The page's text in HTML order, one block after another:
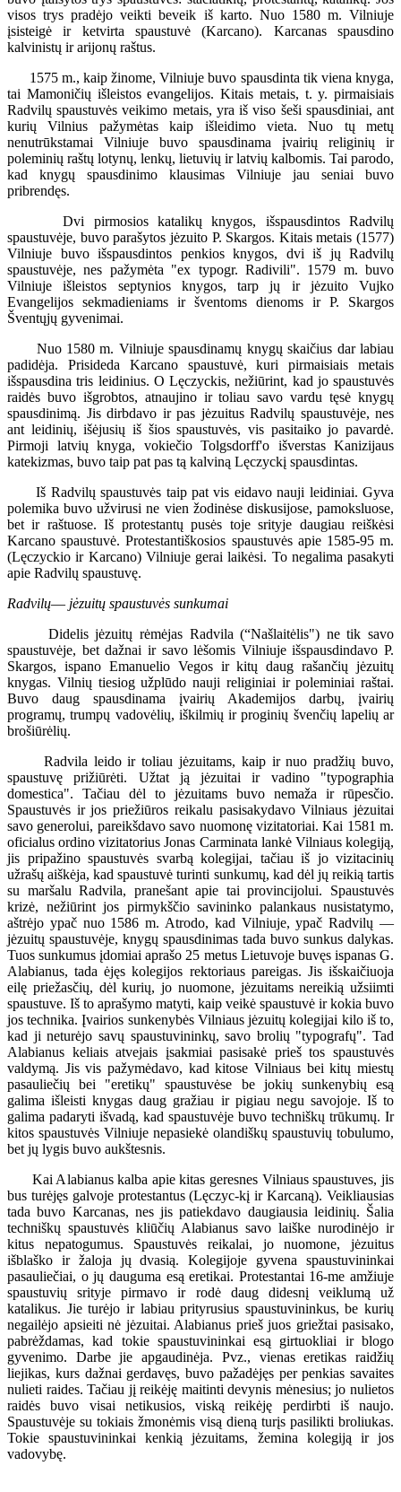
visos trys pradėjo veikti beveik iš karto. Nuo 1580 m. Vilniuje
įsisteigė ir ketvirta spaustuvė (Karcano). Karcanas spausdino
kalvinistų ir arijonų raštus.
1575 m., kaip žinome, Vilniuje buvo spausdinta tik viena knyga,
tai Mamoničių išleistos evangelijos. Kitais metais, t. y. pirmaisiais
Radvilų spaustuvės veikimo metais, yra iš viso šeši spausdiniai, ant
kurių Vilnius pažymėtas kaip išleidimo vieta. Nuo tų metų
nenutrūkstamai Vilniuje buvo spausdinama įvairių religinių ir
poleminių raštų lotynų, lenkų, lietuvių ir latvių kalbomis. Tai parodo,
kad knygų spausdinimo klausimas Vilniuje jau seniai buvo
pribrendęs.
Dvi pirmosios katalikų knygos, išspausdintos Radvilų
spaustuvėje, buvo parašytos jėzuito P. Skargos. Kitais metais (1577)
Vilniuje buvo išspausdintos penkios knygos, dvi iš jų Radvilų
spaustuvėje, nes pažymėta "ex typogr. Radivili". 1579 m. buvo
Vilniuje išleistos septynios knygos, tarp jų ir jėzuito Vujko
Evangelijos sekmadieniams ir šventoms dienoms ir P. Skargos
Šventųjų gyvenimai.
Nuo 1580 m. Vilniuje spausdinamų knygų skaičius dar labiau
padidėja. Prisideda Karcano spaustuvė, kuri pirmaisiais metais
išspausdina tris leidinius. O Lęczyckis, nežiūrint, kad jo spaustuvės
raidės buvo išgrobtos, atnaujino ir toliau savo vardu tęsė knygų
spausdinimą. Jis dirbdavo ir pas jėzuitus Radvilų spaustuvėje, nes
ant leidinių, išėjusių iš šios spaustuvės, vis pasitaiko jo pavardė.
Pirmoji latvių knyga, vokiečio Tolgsdorff'o išverstas Kanizijaus
katekizmas, buvo taip pat pas tą kalviną Lęczyckį spausdintas.
Iš Radvilų spaustuvės taip pat vis eidavo nauji leidiniai. Gyva
polemika buvo užvirusi ne vien žodinėse diskusijose, pamoksluose,
bet ir raštuose. Iš protestantų pusės toje srityje daugiau reiškėsi
Karcano spaustuvė. Protestantiškosios spaustuvės apie 1585-95 m.
(Lęczyckio ir Karcano) Vilniuje gerai laikėsi. To negalima pasakyti
apie Radvilų spaustuvę.
Radvilų— jėzuitų spaustuvės sunkumai
Didelis jėzuitų rėmėjas Radvila (“Našlaitėlis") ne tik savo
spaustuvėje, bet dažnai ir savo lėšomis Vilniuje išspausdindavo P.
Skargos, ispano Emanuelio Vegos ir kitų daug rašančių jėzuitų
knygas. Vilnių tiesiog užplūdo nauji religiniai ir poleminiai raštai.
Buvo daug spausdinama įvairių Akademijos darbų, įvairių
programų, trumpų vadovėlių, iškilmių ir proginių švenčių lapelių ar
brošiūrėlių.
Radvila leido ir toliau jėzuitams, kaip ir nuo pradžių buvo,
spaustuvę prižiūrėti. Užtat ją jėzuitai ir vadino "typographia
domestica". Tačiau dėl to jėzuitams buvo nemaža ir rūpesčio.
Spaustuvės ir jos priežiūros reikalu pasisakydavo Vilniaus jėzuitai
savo generolui, pareikšdavo savo nuomonę vizitatoriai. Kai 1581 m.
oficialus ordino vizitatorius Jonas Carminata lankė Vilniaus kolegiją,
jis pripažino spaustuvės svarbą kolegijai, tačiau iš jo vizitacinių
užrašų aiškėja, kad spaustuvė turinti sunkumų, kad dėl jų reikią tartis
su maršalu Radvila, pranešant apie tai provincijolui. Spaustuvės
krizė, nežiūrint jos pirmykščio savininko palankaus nusistatymo,
aštrėjo ypač nuo 1586 m. Atrodo, kad Vilniuje, ypač Radvilų —
jėzuitų spaustuvėje, knygų spausdinimas tada buvo sunkus dalykas.
Tuos sunkumus įdomiai aprašo 25 metus Lietuvoje buvęs ispanas G.
Alabianus, tada ėjęs kolegijos rektoriaus pareigas. Jis išskaičiuoja
eilę priežasčių, dėl kurių, jo nuomone, jėzuitams nereikią užsiimti
spaustuve. Iš to aprašymo matyti, kaip veikė spaustuvė ir kokia buvo
jos technika. Įvairios sunkenybės Vilniaus jėzuitų kolegijai kilo iš to,
kad ji neturėjo savų spaustuvininkų, savo brolių "typografų". Tad
Alabianus keliais atvejais įsakmiai pasisakė prieš tos spaustuvės
valdymą. Jis vis pažymėdavo, kad kitose Vilniaus bei kitų miestų
pasauliečių bei "eretikų" spaustuvėse be jokių sunkenybių esą
galima išleisti knygas daug gražiau ir pigiau negu savojoje. Iš to
galima padaryti išvadą, kad spaustuvėje buvo techniškų trūkumų. Ir
kitos spaustuvės Vilniuje nepasiekė olandiškų spaustuvių tobulumo,
bet jų lygis buvo aukštesnis.
Kai Alabianus kalba apie kitas geresnes Vilniaus spaustuves, jis
bus turėjęs galvoje protestantus (Lęczyc-kį ir Karcaną). Veikliausias
tada buvo Karcanas, nes jis patiekdavo daugiausia leidinių. Šalia
techniškų spaustuvės kliūčių Alabianus savo laiške nurodinėjo ir
kitus nepatogumus. Spaustuvės reikalai, jo nuomone, jėzuitus
išblaško ir žaloja jų dvasią. Kolegijoje gyvena spaustuvininkai
pasauliečiai, o jų dauguma esą eretikai. Protestantai 16-me amžiuje
spaustuvių srityje pirmavo ir rodė daug didesnį veiklumą už
katalikus. Jie turėjo ir labiau prityrusius spaustuvininkus, be kurių
negailėjo apsieiti nė jėzuitai. Alabianus prieš juos griežtai pasisako,
pabrėždamas, kad tokie spaustuvininkai esą girtuokliai ir blogo
gyvenimo. Darbe jie apgaudinėja. Pvz., vienas eretikas raidžių
liejikas, kurs dažnai gerdavęs, buvo pažadėjęs per penkias savaites
nulieti raides. Tačiau jį reikėję maitinti devynis mėnesius; jo nulietos
raidės buvo visai netikusios, viską reikėję perdirbti iš naujo.
Spaustuvėje su tokiais žmonėmis visą dieną turįs pasilikti broliukas.
Tokie spaustuvininkai kenkią jėzuitams, žemina kolegiją ir jos
vadovybę.